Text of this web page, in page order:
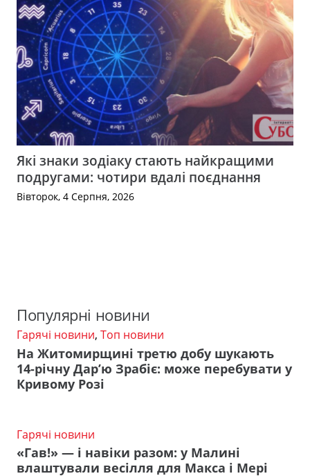
Які знаки зодіаку стають найкращими
подругами: чотири вдалі поєднання
Вівторок, 4 Серпня, 2026
Популярні новини
Гарячі новини, Топ новини
На Житомирщині третю добу шукають
14-річну Дар’ю Зрабіє: може перебувати у
Кривому Розі
Гарячі новини
«Гав!» — і навіки разом: у Малині
влаштували весілля для Макса і Мері